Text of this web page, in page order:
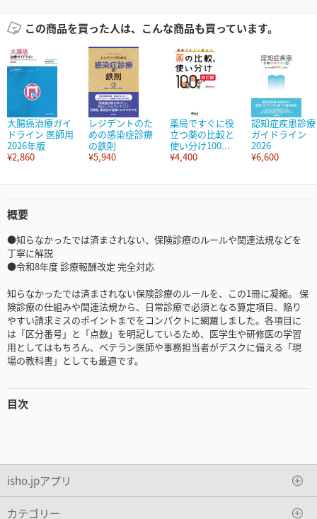
この商品を買った人は、こんな商品も買っています。
大腸癌治療ガイ
ドライン 医師用
2026年版
¥2,860
レジデントのた
めの感染症診療
の鉄則
¥5,940
薬局ですぐに役
立つ薬の比較と
使い分け100...
¥4,400
認知症疾患診療
ガイドライン
2026
¥6,600
概要
●知らなかったでは済まされない、保険診療のルールや関連法規などを
丁寧に解説
●令和8年度 診療報酬改定 完全対応
知らなかったでは済まされない保険診療のルールを、この1冊に凝縮。 保
険診療の仕組みや関連法規から、日常診療で必須となる算定項目、陥り
やすい請求ミスのポイントまでをコンパクトに網羅しました。各項目に
は「区分番号」と「点数」を明記しているため、医学生や研修医の学習
用としてはもちろん、ベテラン医師や事務担当者がデスクに備える「現
場の教科書」としても最適です。
目次
isho.jpアプリ
カテゴリー